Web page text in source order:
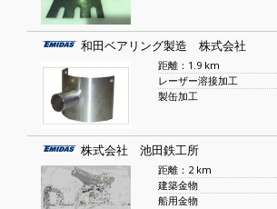
和田ベアリング製造 株式会社
距離：1.9 km
レーザー溶接加工
製缶加工
株式会社 池田鉄工所
距離：2 km
建築金物
船用金物